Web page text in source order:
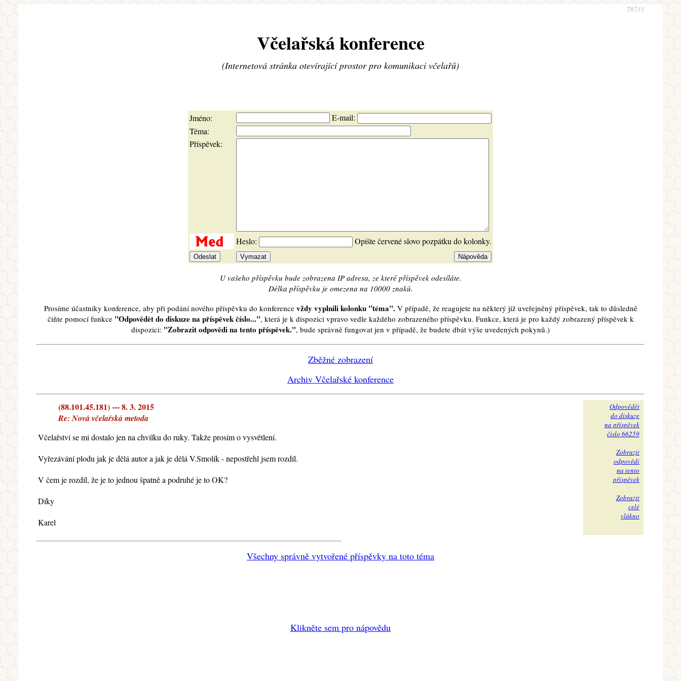
78731
Včelařská konference
(Internetová stránka otevírající prostor pro komunikaci včelařů)
Jméno:
E-mail:
Téma:
Příspěvek:
Heslo: Opište červené slovo pozpátku do kolonky.
U vašeho příspěvku bude zobrazena IP adresa, ze které příspěvek odesíláte.
Délka příspěvku je omezena na 10000 znaků.
Prosíme účastníky konference, aby při podání nového příspěvku do konference vždy vyplnili kolonku "téma". V případě, že reagujete na některý již uveřejněný příspěvek, tak to důsledně
čiňte pomocí funkce "Odpovědět do diskuze na příspěvek číslo...", která je k dispozici vpravo vedle každého zobrazeného příspěvku. Funkce, která je pro každý zobrazený příspěvek k
dispozici: "Zobrazit odpovědi na tento příspěvek.", bude správně fungovat jen v případě, že budete dbát výše uvedených pokynů.)
Zběžné zobrazení
Archiv Včelařské konference
(88.101.45.181) --- 8. 3. 2015
Re: Nová včelařská metoda
Včelařství se mi dostalo jen na chvilku do ruky. Takže prosím o vysvětlení.
Vyřezávání plodu jak je dělá autor a jak je dělá V.Smolík - nepostřehl jsem rozdíl.
V čem je rozdíl, že je to jednou špatně a podruhé je to OK?
Díky
Karel
Odpovědět
do diskuze
na příspěvek
číslo 66259
Zobrazit
odpovědi
na tento
příspěvek
Zobrazit
celé
vlákno
Všechny správně vytvořené příspěvky na toto téma
Klikněte sem pro nápovědu